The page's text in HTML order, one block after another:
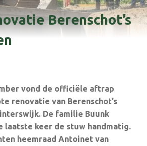
Berenschot’s
vond de officiële aftrap
renovatie van Berenschot’s
De familie Buunk
laatste keer de stuw handmatig.
heemraad Antoinet van